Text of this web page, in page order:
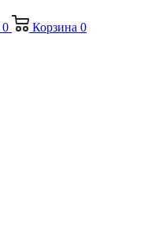
0 Корзина 0